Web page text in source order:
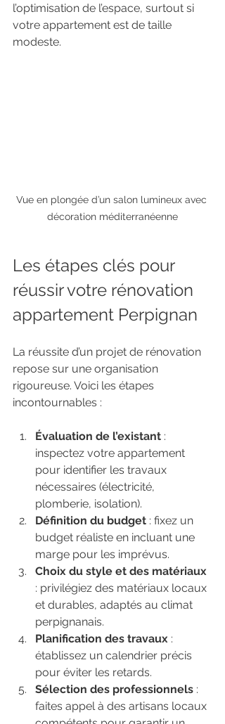
l’optimisation de l’espace, surtout si
votre appartement est de taille
modeste.
Vue en plongée d’un salon lumineux avec
décoration méditerranéenne
Les étapes clés pour
réussir votre rénovation
appartement Perpignan
La réussite d’un projet de rénovation
repose sur une organisation
rigoureuse. Voici les étapes
incontournables :
Évaluation de l’existant :
inspectez votre appartement
pour identifier les travaux
nécessaires (électricité,
plomberie, isolation).
Définition du budget : fixez un
budget réaliste en incluant une
marge pour les imprévus.
Choix du style et des matériaux
: privilégiez des matériaux locaux
et durables, adaptés au climat
perpignanais.
Planification des travaux :
établissez un calendrier précis
pour éviter les retards.
Sélection des professionnels :
faites appel à des artisans locaux